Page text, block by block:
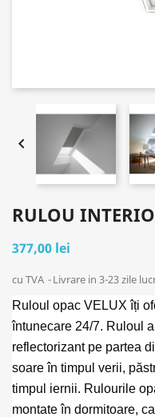

RULOU
377,00 lei
cu TVA Livrare in 3-23 zile
Ruloul opac VELUX îți
întunecare 24/7. Ruloul
reflectorizant pe partea
soare în timpul verii,
timpul iernii. Rulourile
montate în dormitoare,